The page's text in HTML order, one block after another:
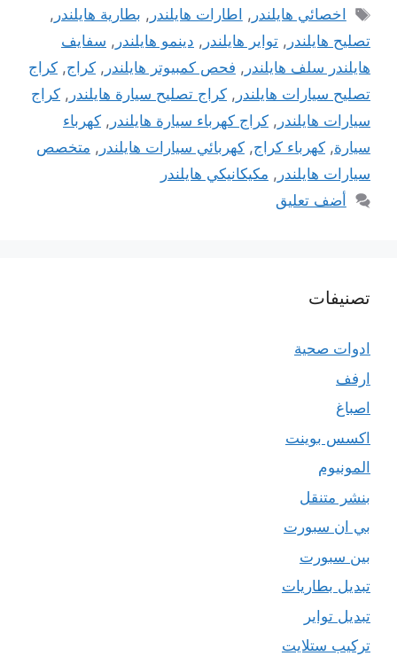
الوسوم
اخصائي هايلندر , اطارات هايلندر , بطارية هايلندر ,
تصليح هايلندر , تواير هايلندر , دينمو هايلندر , سفايف
هايلندر سلف هايلندر , فحص كمبيوتر هايلندر , كراج, كراج
تصليح سيارات هايلندر , كراج تصليح سيارة هايلندر , كراج
سيارات هايلندر , كراج كهرباء سيارة هايلندر , كهرباء
سيارة, كهرباء كراج, كهربائي سيارات هايلندر , متخصص
سيارات هايلندر , مكيكانيكي هايلندر
أضف تعليق
تصنيفات
ادوات صحية
ارفف
اصباغ
اكسس بوينت
المونيوم
بنشر متنقل
بي ان سبورت
بين سبورت
تبديل بطاريات
تبديل تواير
تركيب ستلايت